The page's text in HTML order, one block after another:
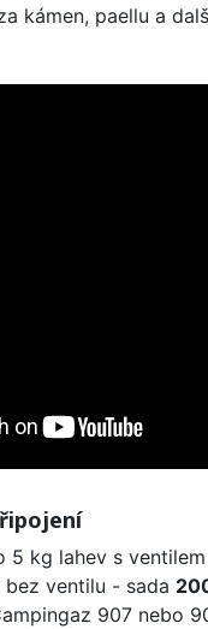
kámen, paellu a
5 kg lahev s
ventilu - sada
907 nebo